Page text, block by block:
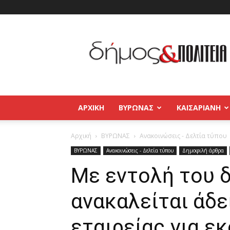
και
Πολιτεία
Βύρωνας
–
Παγκράτι
ΑΡΧΙΚΉ ΒΥΡΩΝΑΣ ΚΑΙΣΑΡΙΑΝΗ
Αρχική ΒΥΡΩΝΑΣ Ανακοινώσεις - Δελτία τύπου
ΒΥΡΩΝΑΣ Ανακοινώσεις - Δελτία τύπου Δημοφιλή άρθρα
Με εντολή του
ανακαλείται